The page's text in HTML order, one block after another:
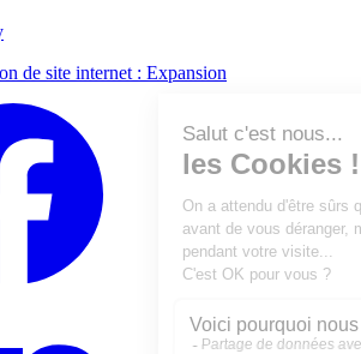
de site internet : Expansion